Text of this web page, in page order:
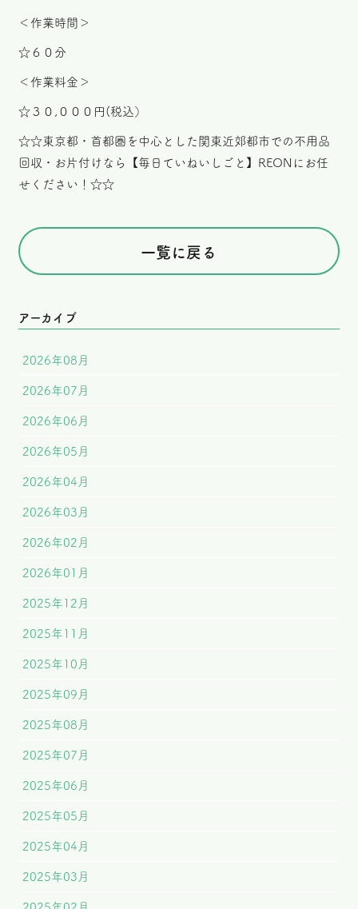
＜作業時間＞
☆６０分
＜作業料金＞
☆３０,０００円(税込）
☆☆東京都・首都圏を中心とした関東近郊都市での不用品
回収・お片付けなら【毎日ていねいしごと】REONにお任
せください！☆☆
一覧に戻る
アーカイブ
2026年08月
2026年07月
2026年06月
2026年05月
2026年04月
2026年03月
2026年02月
2026年01月
2025年12月
2025年11月
2025年10月
2025年09月
2025年08月
2025年07月
2025年06月
2025年05月
2025年04月
2025年03月